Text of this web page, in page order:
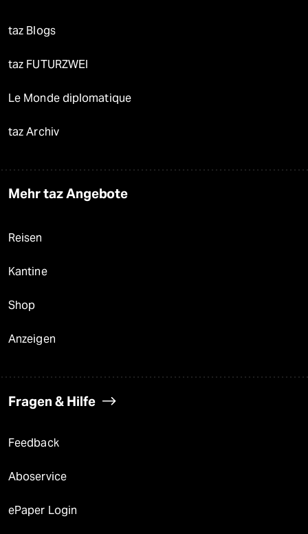
taz Blogs
taz FUTURZWEI
Le Monde diplomatique
taz Archiv
Mehr taz Angebote
Reisen
Kantine
Shop
Anzeigen
Fragen & Hilfe
Feedback
Aboservice
ePaper Login